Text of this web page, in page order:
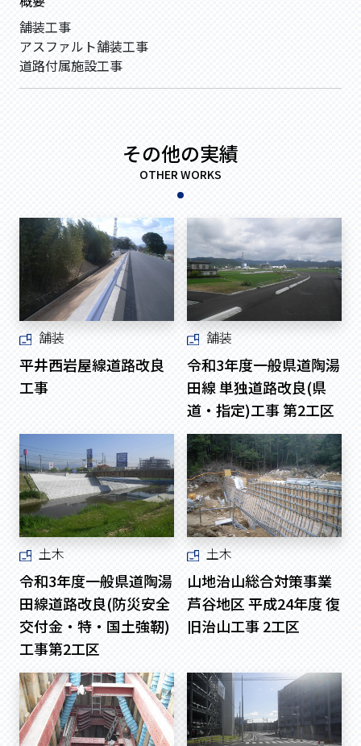
舗装工事
アスファルト舗装工事
道路付属施設工事
その他の実績
OTHER WORKS
舗装
平井西岩屋線道路改良
工事
舗装
令和3年度一般県道陶湯
田線 単独道路改良(県
道・指定)工事 第2工区
土木
令和3年度一般県道陶湯
田線道路改良(防災安全
交付金・特・国土強靭)
工事第2工区
土木
山地治山総合対策事業
芦谷地区 平成24年度 復
旧治山工事 2工区